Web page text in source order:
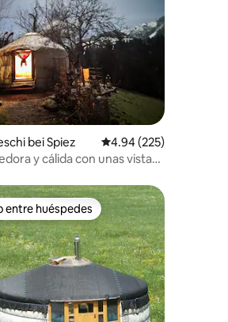
de 5, 63 reseñas
bei Spiez Calificación promedio:
4.94 (225)
y cálida con unas vistas
huéspedes preferido
entre huéspedes